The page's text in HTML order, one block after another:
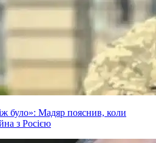
було»: Мадяр пояснив, коли
з Росією